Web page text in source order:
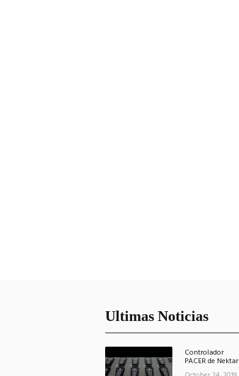
Ultimas Noticias
Controlador
PACER de Nektar